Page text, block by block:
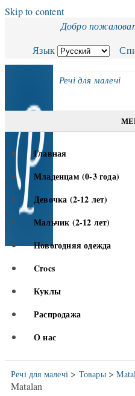
Skip to content
Добро
Язык
Речі для малечі
Главная
Младенцам (0-3 года)
Девочка (2-12 лет)
Мальчик (2-12 лет)
Новогодняя одежда
Crocs
Куклы
Распродажа
О нас
Речі для малечі > Товары>
Matalan